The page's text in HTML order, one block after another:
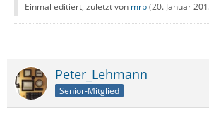
Einmal editiert, zuletzt von mrb(20. Januar
Peter_Lehmann
Senior-Mitglied